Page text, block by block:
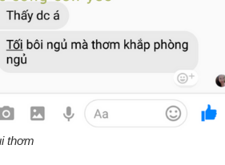
thơm